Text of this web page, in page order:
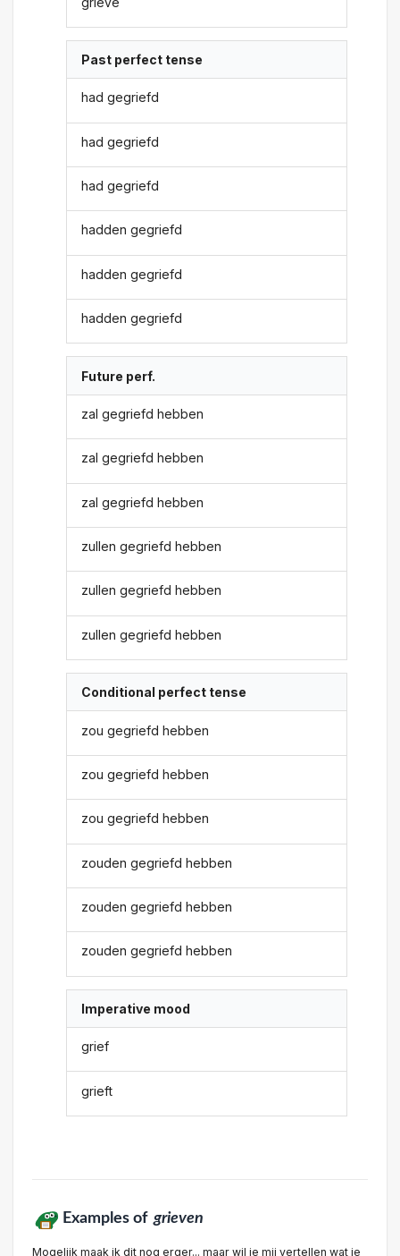
Past perfect tense
had gegriefd
had gegriefd
had gegriefd
hadden gegriefd
hadden gegriefd
hadden gegriefd
Future perf.
zal gegriefd hebben
zal gegriefd hebben
zal gegriefd hebben
zullen gegriefd hebben
zullen gegriefd hebben
zullen gegriefd hebben
Conditional perfect tense
zou gegriefd hebben
zou gegriefd hebben
zou gegriefd hebben
zouden gegriefd hebben
zouden gegriefd hebben
zouden gegriefd hebben
Imperative mood
grief
grieft
Examples of grieven
Mogelijk maak ik dit nog erger... maar wil je mij vertellen wat je